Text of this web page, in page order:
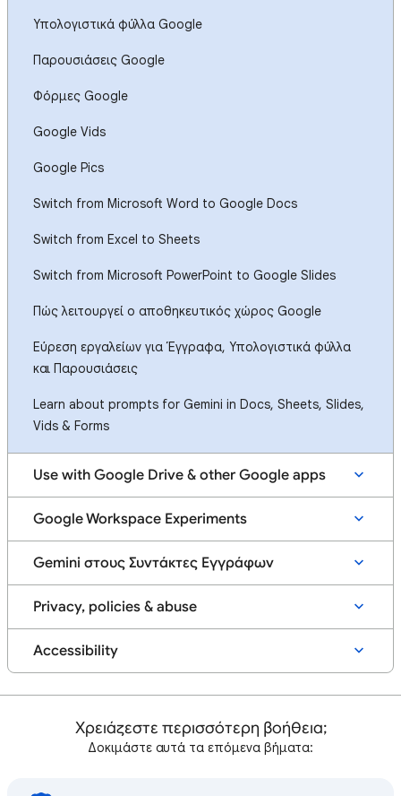
Υπολογιστικά φύλλα Google
Παρουσιάσεις Google
Φόρμες Google
Google Vids
Google Pics
Switch from Microsoft Word to Google Docs
Switch from Excel to Sheets
Switch from Microsoft PowerPoint to Google Slides
Πώς λειτουργεί ο αποθηκευτικός χώρος Google
Εύρεση εργαλείων για Έγγραφα, Υπολογιστικά φύλλα
και Παρουσιάσεις
Learn about prompts for Gemini in Docs, Sheets, Slides,
Vids & Forms
Use with Google Drive & other Google apps
Google Workspace Experiments
Gemini στους Συντάκτες Εγγράφων
Privacy, policies & abuse
Accessibility
Χρειάζεστε περισσότερη βοήθεια;
Δοκιμάστε αυτά τα επόμενα βήματα: